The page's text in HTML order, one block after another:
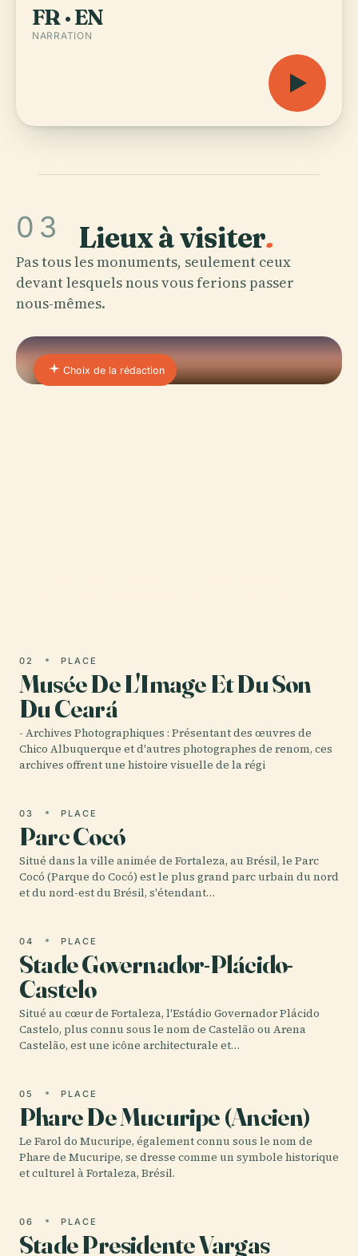
FR · EN
NARRATION
03 Lieux à visiter.
Pas tous les monuments, seulement ceux
devant lesquels nous vous ferions passer
nous-mêmes.
Choix de la rédaction
02 PLACE
Musée De L'Image Et Du Son
Du Ceará
- Archives Photographiques : Présentant des œuvres de
Chico Albuquerque et d'autres photographes de renom, ces
archives offrent une histoire visuelle de la régi
03 PLACE
Parc Cocó
Situé dans la ville animée de Fortaleza, au Brésil, le Parc
Cocó (Parque do Cocó) est le plus grand parc urbain du nord
et du nord-est du Brésil, s'étendant…
04 PLACE
Stade Governador-Plácido-
Castelo
Situé au cœur de Fortaleza, l'Estádio Governador Plácido
Castelo, plus connu sous le nom de Castelão ou Arena
Castelão, est une icône architecturale et…
05 PLACE
Phare De Mucuripe (Ancien)
Le Farol do Mucuripe, également connu sous le nom de
Phare de Mucuripe, se dresse comme un symbole historique
et culturel à Fortaleza, Brésil.
06 PLACE
Stade Presidente Vargas